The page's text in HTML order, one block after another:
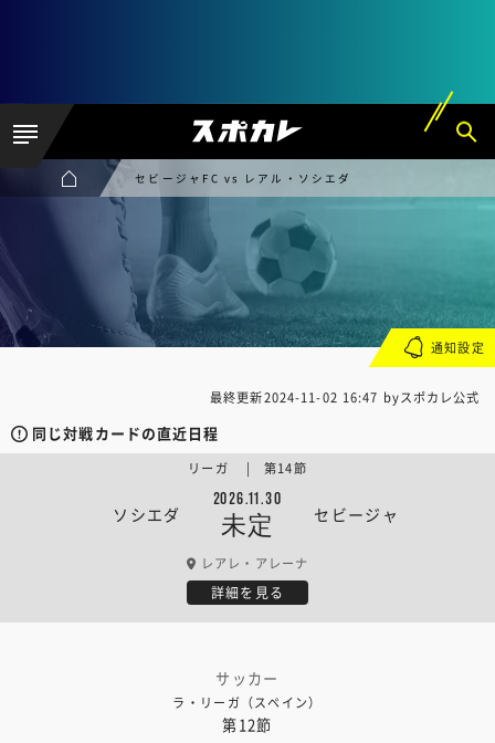
セビージャFC vs レアル・ソシエダ
最終更新2024-11-02 16:47 byスポカレ公式
同じ対戦カードの直近日程
ソシエダ
2026.11.30
未定 セビージャ
リーガ | 第14節
レアレ・アレーナ
詳細を見る
サッカー
ラ・リーガ（スペイン）
第12節
通知設定